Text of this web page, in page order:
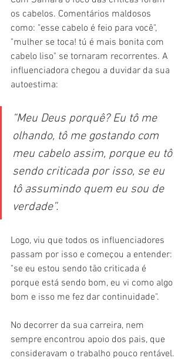
os cabelos. Comentários maldosos
como: "esse cabelo é feio para você",
"mulher se toca! tú é mais bonita com
cabelo liso" se tornaram recorrentes. A
influenciadora chegou a duvidar da sua
autoestima:
“Meu Deus porquê? Eu tô me
olhando, tô me gostando com
meu cabelo assim, porque eu tô
sendo criticada por isso, se eu
tô assumindo quem eu sou de
verdade”.
Logo, viu que todos os influenciadores
passam por isso e começou a entender:
"se eu estou sendo tão criticada é
porque está sendo bom, eu vi como algo
bom e isso me fez dar continuidade".
No decorrer da sua carreira, nem
sempre encontrou apoio dos pais, que
consideravam o trabalho pouco rentável.